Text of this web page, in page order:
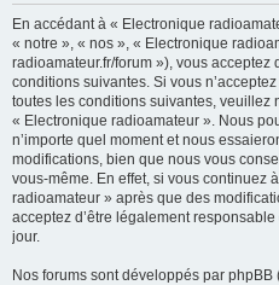
En accédant à « Electronique
« notre », « nos », « Electronique
radioamateur.fr/forum »), vous acceptez
conditions suivantes. Si vous
toutes les conditions suivantes, veuillez
« Electronique radioamateur ». Nous
n’importe quel moment et nous
modifications, bien que nous vous
vous-même. En effet, si vous continuez
radioamateur » après que des
acceptez d’être légalement
jour.
Nos forums sont développés par